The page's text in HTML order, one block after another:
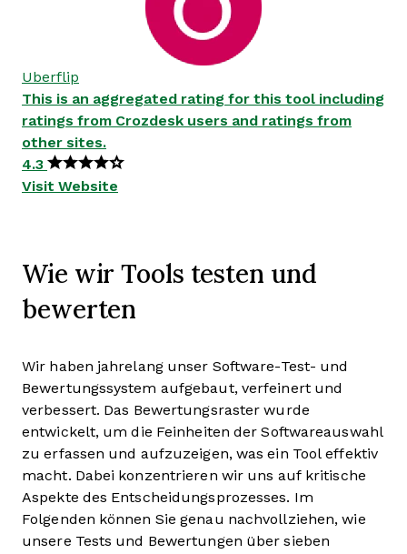
Uberflip
This is an aggregated rating for this tool including
ratings from Crozdesk users and ratings from
other sites.
4.3
Visit Website
Wie wir Tools testen und
bewerten
Wir haben jahrelang unser Software-Test- und
Bewertungssystem aufgebaut, verfeinert und
verbessert. Das Bewertungsraster wurde
entwickelt, um die Feinheiten der Softwareauswahl
zu erfassen und aufzuzeigen, was ein Tool effektiv
macht. Dabei konzentrieren wir uns auf kritische
Aspekte des Entscheidungsprozesses. Im
Folgenden können Sie genau nachvollziehen, wie
unsere Tests und Bewertungen über sieben